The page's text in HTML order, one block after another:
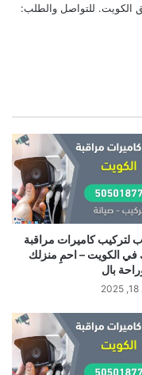
الكويت. للتواصل والطلب:
لتركيب كاميرات مراقبة
في الكويت – احمِ منزلك
بال